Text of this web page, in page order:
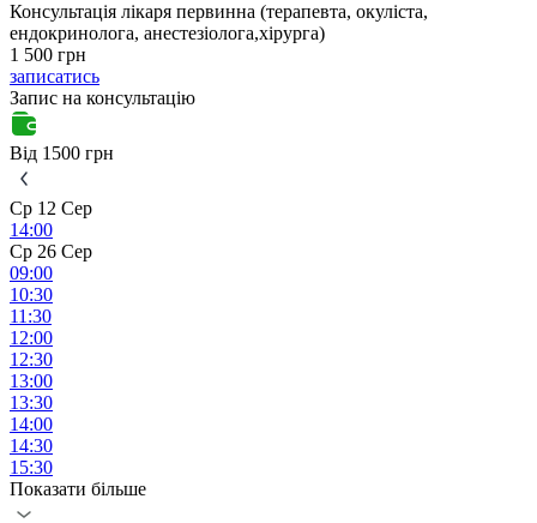
Консультація лікаря первинна (терапевта, окуліста,
ендокринолога, анестезіолога,хірурга)
1 500 грн
записатись
Запис на консультацію
Від 1500 грн
Ср 12 Сер
14:00
Ср 26 Сер
09:00
10:30
11:30
12:00
12:30
13:00
13:30
14:00
14:30
15:30
Показати більше